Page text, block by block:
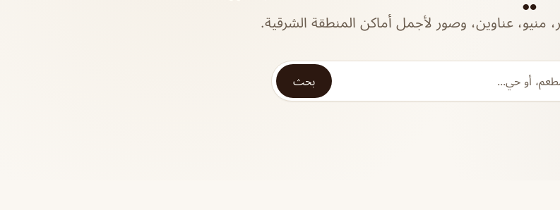
منيو، عناوين، وصور لأجمل أماكن المنطقة الشرقية.
بحث